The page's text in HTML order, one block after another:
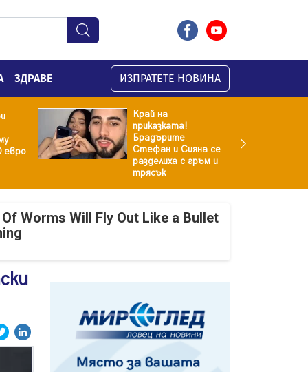
ЗДРАВЕ ИЗПРАТЕТЕ НОВИНА
евро
Край на
приказката!
Брадърите
Стефан и Сияна се
разделиха с гръм и
трясък
Worms Will Fly Out Like a Bullet